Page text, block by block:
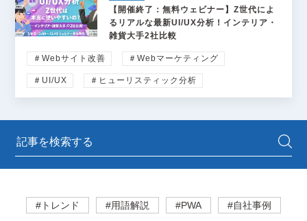
【開催終了：無料ウェビナー】Z世代によ
るリアルな最新UI/UX分析！インテリア・
雑貨大手2社比較
＃Webサイト改善 ＃Webマーケティング
＃UI/UX ＃ヒューリスティック分析
#トレンド #用語解説 #PWA #自社事例